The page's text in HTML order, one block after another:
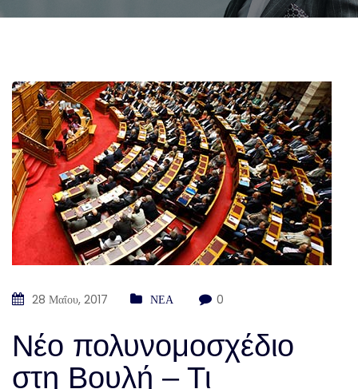
28 Μαΐου, 2017 ΝΕΑ 0
Νέο πολυνομοσχέδιο
στη Βουλή – Τι